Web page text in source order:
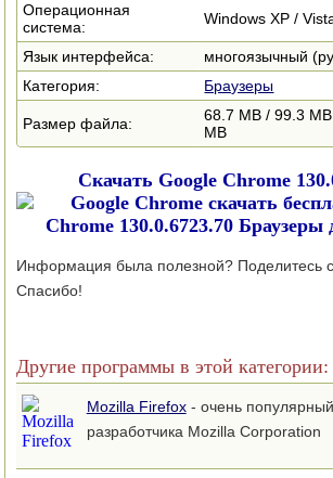
Операционная
система:
Windows XP /
Язык интерфейса:
многоязычный
Категория:
Браузеры
Размер файла:
68.7 MB / 99.3
MB
Скачать Google Chrome
Информация была полезной? Поделитесь
Спасибо!
Другие программы в этой категории:
Mozilla Firefox- очень
разработчика Mozilla Corporation